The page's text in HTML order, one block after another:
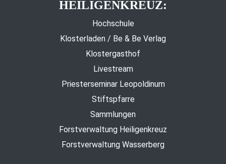
HEILIGENKREUZ:
Hochschule
Klosterladen / Be & Be Verlag
Klostergasthof
Livestream
Priesterseminar Leopoldinum
Stiftspfarre
Sammlungen
Forstverwaltung Heiligenkreuz
Forstverwaltung Wasserberg